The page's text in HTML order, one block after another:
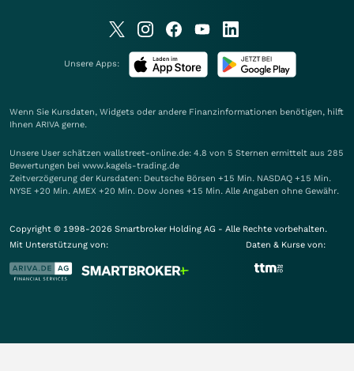
Unsere Apps:
Wenn Sie Kursdaten, Widgets oder andere Finanzinformationen benötigen, hilft
Ihnen ARIVA gerne.
Unsere User schätzen wallstreet-online.de: 4.8 von 5 Sternen ermittelt aus 285
Bewertungen bei www.kagels-trading.de
Zeitverzögerung der Kursdaten: Deutsche Börsen +15 Min. NASDAQ +15 Min.
NYSE +20 Min. AMEX +20 Min. Dow Jones +15 Min. Alle Angaben ohne Gewähr.
Copyright © 1998-2026 Smartbroker Holding AG - Alle Rechte vorbehalten.
Mit Unterstützung von:
Daten & Kurse von: